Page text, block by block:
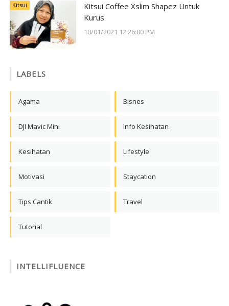
Kitsui
Kitsui Coffee Xslim Shapez Untuk
Kurus
10/01/2021 12:26:00 PM
LABELS
Agama Bisnes
DJI Mavic Mini Info Kesihatan
Kesihatan Lifestyle
Motivasi Staycation
Tips Cantik Travel
Tutorial
INTELLIFLUENCE